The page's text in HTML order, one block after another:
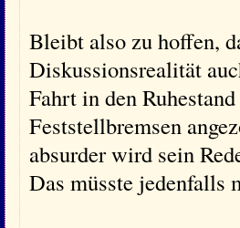
Bleibt also zu hoffen,
Diskussionsrealität
Fahrt in den
Feststellbremsen
absurder wird sein
Das müsste jedenfalls